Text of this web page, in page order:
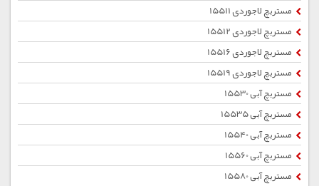
مستربچ لاجوردی 15511
مستربچ لاجوردی 15512
مستربچ لاجوردی 15516
مستربچ لاجوردی 15519
مستربچ آبی 15530
مستربچ آبی 15535
مستربچ آبی 15540
مستربچ آبی 15560
مستربچ آبی 15580